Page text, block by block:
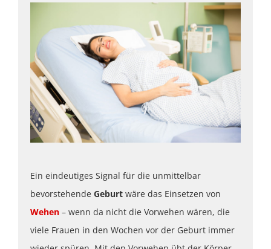
Ein eindeutiges Signal für die unmittelbar
bevorstehende Geburt wäre das Einsetzen von
Wehen – wenn da nicht die Vorwehen wären, die
viele Frauen in den Wochen vor der Geburt immer